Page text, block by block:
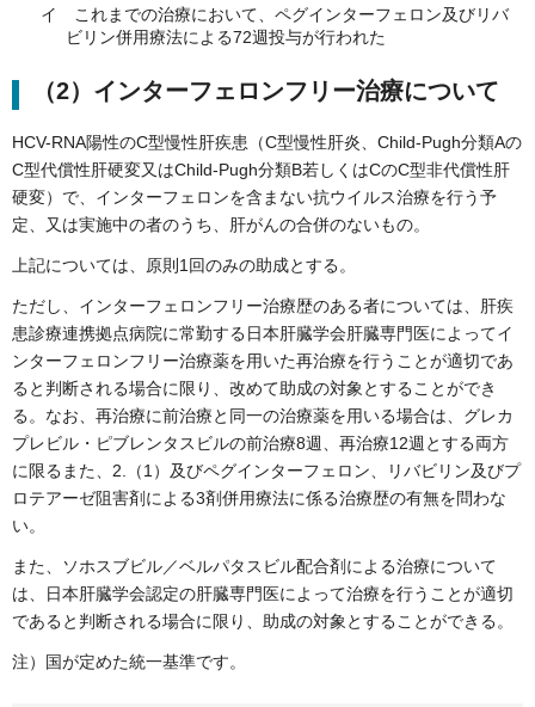
イ
これまでの治療において、ペグインターフェロン及びリバ
ビリン併用療法による72週投与が行われた
（2）インターフェロンフリー治療について
HCV-RNA陽性のC型慢性肝疾患（C型慢性肝炎、Child-Pugh分類Aの
C型代償性肝硬変又はChild-Pugh分類B若しくはCのC型非代償性肝
硬変）で、インターフェロンを含まない抗ウイルス治療を行う予
定、又は実施中の者のうち、肝がんの合併のないもの。
上記については、原則1回のみの助成とする。
ただし、インターフェロンフリー治療歴のある者については、肝疾
患診療連携拠点病院に常勤する日本肝臓学会肝臓専門医によってイ
ンターフェロンフリー治療薬を用いた再治療を行うことが適切であ
ると判断される場合に限り、改めて助成の対象とすることができ
る。なお、再治療に前治療と同一の治療薬を用いる場合は、グレカ
プレビル・ピブレンタスビルの前治療8週、再治療12週とする両方
に限るまた、2.（1）及びペグインターフェロン、リバビリン及びプ
ロテアーゼ阻害剤による3剤併用療法に係る治療歴の有無を問わな
い。
また、ソホスブビル／ベルパタスビル配合剤による治療について
は、日本肝臓学会認定の肝臓専門医によって治療を行うことが適切
であると判断される場合に限り、助成の対象とすることができる。
注）国が定めた統一基準です。